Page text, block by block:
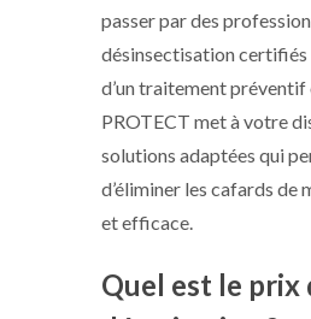
passer par des
désinsectisation certifiés :
d’un traitement préventif
PROTECT met à votre
solutions adaptées qui
d’éliminer les cafards de
et efficace.
Quel est le prix